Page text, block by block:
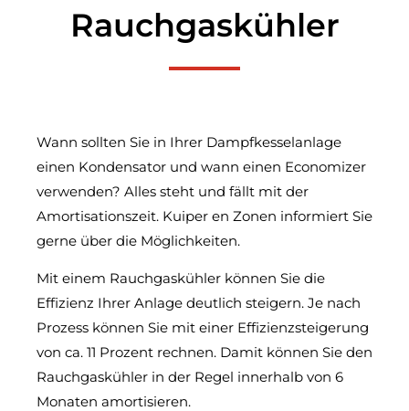
Rauchgaskühler
Wann sollten Sie in Ihrer Dampfkesselanlage
einen Kondensator und wann einen Economizer
verwenden? Alles steht und fällt mit der
Amortisationszeit. Kuiper en Zonen informiert Sie
gerne über die Möglichkeiten.
Mit einem Rauchgaskühler können Sie die
Effizienz Ihrer Anlage deutlich steigern. Je nach
Prozess können Sie mit einer Effizienzsteigerung
von ca. 11 Prozent rechnen. Damit können Sie den
Rauchgaskühler in der Regel innerhalb von 6
Monaten amortisieren.